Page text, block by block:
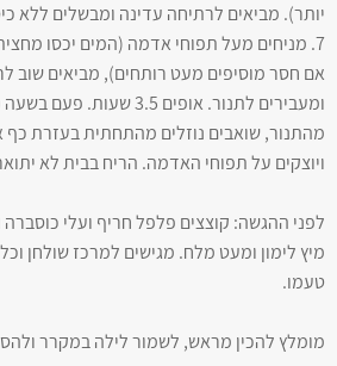
יותר). מביאים לרתיחה עדינה ומבשלים ללא כיסוי 5
7. מניחים מעל תפוחי אדמה (המים יכסו
אם חסר מוסיפים מעט רותחים), מביאים שוב
ומעבירים לתנור. אופים 3.5
מהתנור, שואבים נוזלים מהתחתית בעזרת כף
ויוצקים על תפוחי האדמה. הריח בבית לא
לפני ההגשה: קוצצים פלפל חריף ועלי
מיץ לימון ומעט מלח. מגישים למרכז שולחן
טעמו.
מומלץ להכין מראש, לשמור לילה במקרר